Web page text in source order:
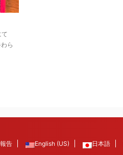
ら
告 English (US) 日本語